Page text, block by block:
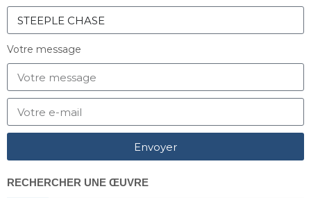
Votre message
Envoyer
RECHERCHER UNE ŒUVRE